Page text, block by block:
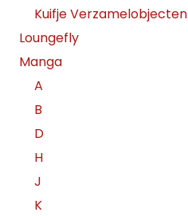
Kuifje Verzamelobjecten
Loungefly
Manga
A
B
D
H
J
K